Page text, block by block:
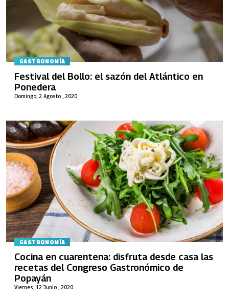
GASTRONOMÍA
Domingo, 2 Agosto , 2020
Festival del Bollo: el sazón del Atlántico en
Ponedera
GASTRONOMÍA
Viernes, 12 Junio , 2020
Cocina en cuarentena: disfruta desde casa las
recetas del Congreso Gastronómico de
Popayán